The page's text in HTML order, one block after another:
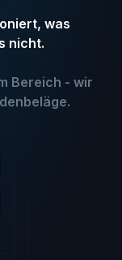
was
nicht.
Bereich - wir